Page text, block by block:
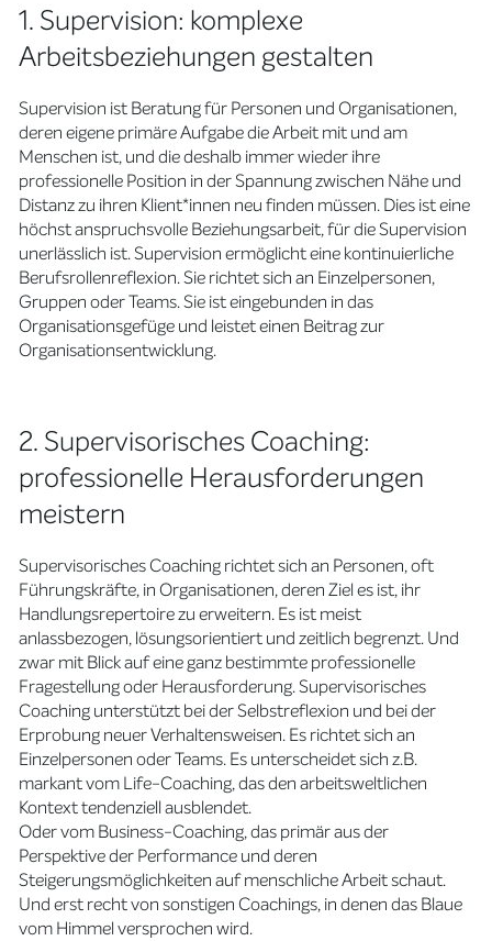
1. Supervision: komplexe
Arbeitsbeziehungen gestalten
Supervision ist Beratung für Personen und Organisationen,
deren eigene primäre Aufgabe die Arbeit mit und am
Menschen ist, und die deshalb immer wieder ihre
professionelle Position in der Spannung zwischen Nähe und
Distanz zu ihren Klient*innen neu finden müssen. Dies ist eine
höchst anspruchsvolle Beziehungsarbeit, für die Supervision
unerlässlich ist. Supervision ermöglicht eine kontinuierliche
Berufsrollenreflexion. Sie richtet sich an Einzelpersonen,
Gruppen oder Teams. Sie ist eingebunden in das
Organisationsgefüge und leistet einen Beitrag zur
Organisationsentwicklung.
2. Supervisorisches Coaching:
professionelle Herausforderungen
meistern
Supervisorisches Coaching richtet sich an Personen, oft
Führungskräfte, in Organisationen, deren Ziel es ist, ihr
Handlungsrepertoire zu erweitern. Es ist meist
anlassbezogen, lösungsorientiert und zeitlich begrenzt. Und
zwar mit Blick auf eine ganz bestimmte professionelle
Fragestellung oder Herausforderung. Supervisorisches
Coaching unterstützt bei der Selbstreflexion und bei der
Erprobung neuer Verhaltensweisen. Es richtet sich an
Einzelpersonen oder Teams. Es unterscheidet sich z.B.
markant vom Life-Coaching, das den arbeitsweltlichen
Kontext tendenziell ausblendet.
Oder vom Business-Coaching, das primär aus der
Perspektive der Performance und deren
Steigerungsmöglichkeiten auf menschliche Arbeit schaut.
Und erst recht von sonstigen Coachings, in denen das Blaue
vom Himmel versprochen wird.